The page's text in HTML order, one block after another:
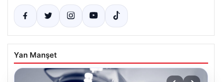
Yan Manşet